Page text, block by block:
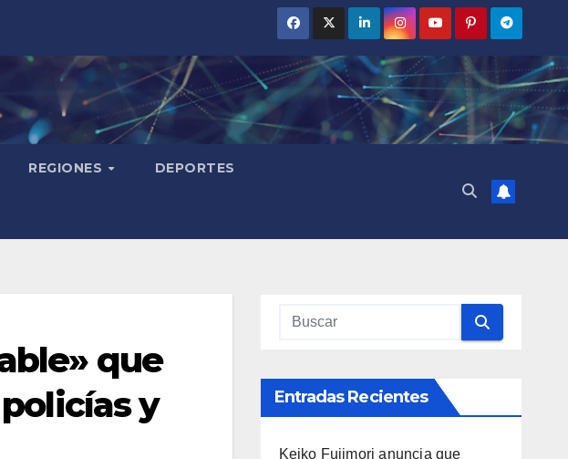
REGIONES DEPORTES
que
y
Entradas Recientes
Keiko Fujimori anuncia que